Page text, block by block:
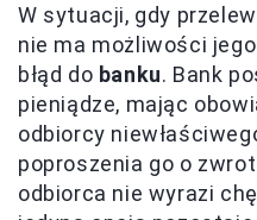
W sytuacji, gdy
nie ma możliwości
błąd do banku. Bank
pieniądze, mając
odbiorcy
poproszenia go o
odbiorca nie wyrazi